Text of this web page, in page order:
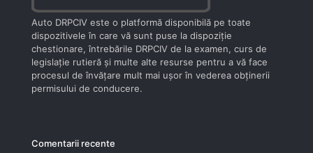
Auto DRPCIV este o platformă disponibilă pe toate
dispozitivele în care vă sunt puse la dispoziţie
chestionare, întrebările DRPCIV de la examen, curs de
legislaţie rutieră şi multe alte resurse pentru a vă face
procesul de învăţare mult mai uşor în vederea obţinerii
permisului de conducere.
Comentarii recente